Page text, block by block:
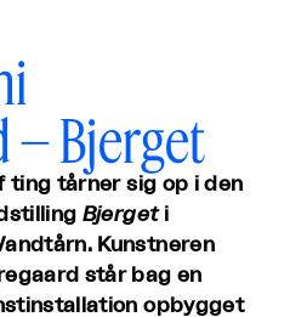
– Bjerget
ting tårner sig op i den
Bjergeti
Kunstneren
står bag en
opbygget